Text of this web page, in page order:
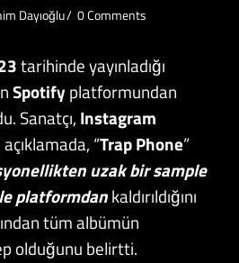
Dayıoğlu 0 Comments
tarihinde yayınladığı
Spotify platformundan
Sanatçı, Instagram
“Trap Phone”
uzak bir sample
platformdankaldırıldığını
tüm albümün
olduğunu belirtti.